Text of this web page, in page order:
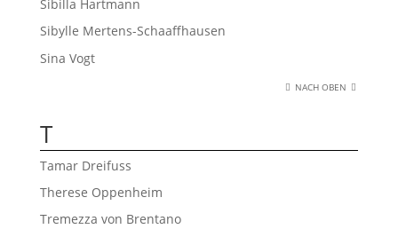
Sibilla Hartmann
Sibylle Mertens-Schaaffhausen
Sina Vogt
NACH OBEN
T
Tamar Dreifuss
Therese Oppenheim
Tremezza von Brentano